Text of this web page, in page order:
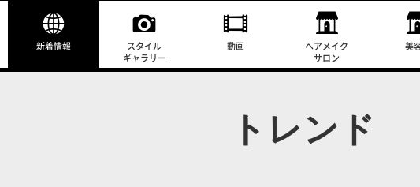
新着情報
スタイル
ギャラリー
動画
ヘアメイク
サロン
美
トレンド